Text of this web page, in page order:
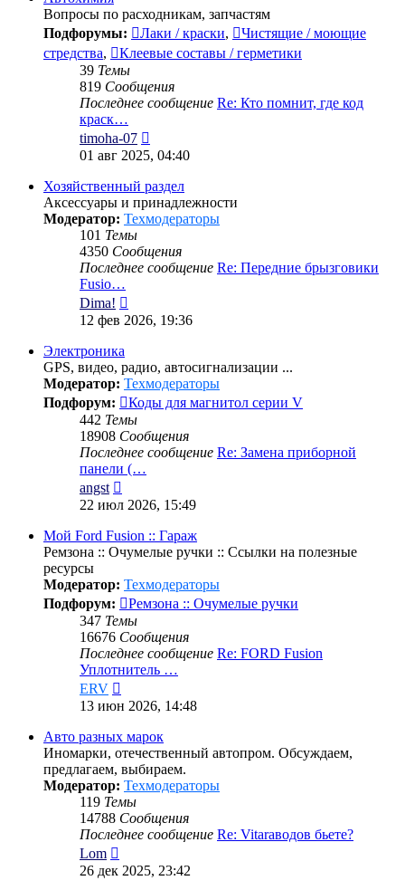
Вопросы по расходникам, запчастям
Подфорумы:
Лаки / краски,
Чистящие / моющие
стредства,
Клеевые составы / герметики
39 Темы
819 Сообщения
Последнее сообщение Re: Кто помнит, где код
краск…
timoha-07
сообщению
01 авг 2025, 04:40
Хозяйственный раздел
Аксессуары и принадлежности
Модератор: Техмодераторы
101 Темы
4350 Сообщения
Последнее сообщение Re: Передние брызговики
Fusio…
Dima!
к
12 фев 2026, 19:36
Электроника
GPS, видео, радио, автосигнализации ...
Модератор: Техмодераторы
Подфорум:
Коды для магнитол серии V
442 Темы
18908 Сообщения
Последнее сообщение Re: Замена приборной
панели (…
angst
к
сообщению
22 июл 2026, 15:49
Мой Ford Fusion :: Гараж
Ремзона :: Очумелые ручки :: Ссылки на полезные
ресурсы
Модератор: Техмодераторы
Подфорум:
Ремзона :: Очумелые ручки
347 Темы
16676 Сообщения
Последнее сообщение Re: FORD Fusion
Уплотнитель …
ERV
к
сообщению
13 июн 2026, 14:48
Авто разных марок
Иномарки, отечественный автопром. Обсуждаем,
предлагаем, выбираем.
Модератор: Техмодераторы
119 Темы
14788 Сообщения
Последнее сообщение Re: Vitaraводов бьете?
Lom
к
26 дек 2025, 23:42